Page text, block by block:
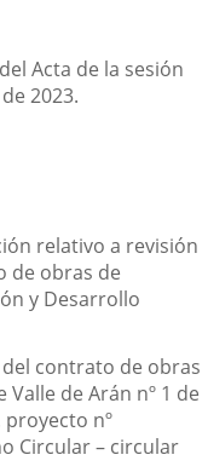
Acta de la sesión
2023.
relativo a revisión
de obras de
y Desarrollo
contrato de obras
de Arán nº 1 de
nº
Circular – circular